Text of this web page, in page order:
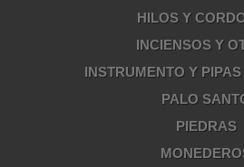
HILOS Y
INCIENSOS Y
INSTRUMENTO Y
PALO
PIEDRAS